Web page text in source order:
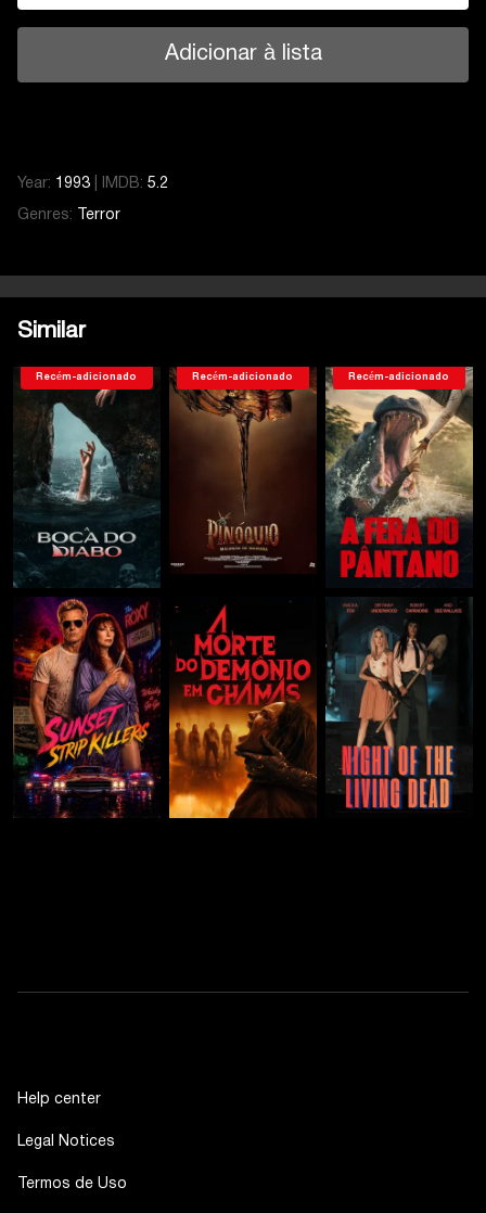
Adicionar à lista
Year: 1993 IMDB: 5.2
Genres: Terror
Similar
Recém-adicionado Recém-adicionado Recém-adicionado
Help center
Legal Notices
Termos de Uso